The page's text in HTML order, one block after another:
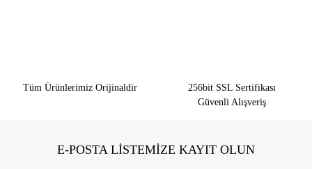
Tüm Ürünlerimiz Orijinaldir
256bit SSL Sertifikası
Güvenli Alışveriş
E-POSTA LİSTEMİZE KAYIT OLUN